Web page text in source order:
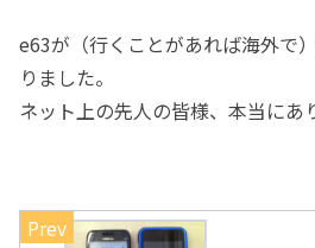
e63が（行くことがあれば海外で
りました。
ネット上の先人の皆様、本当にあ